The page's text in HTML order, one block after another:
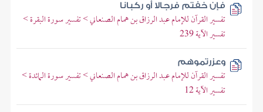
فإن خفتم فرجالا أو ركبانا
تفسير القرآن للإمام عبد الرزاق بن همام الصنعاني > تفسير سورة البقرة >
تفسير الآية 239
وعزرتموهم
تفسير القرآن للإمام عبد الرزاق بن همام الصنعاني > تفسير سورة المائدة >
تفسير الآية 12